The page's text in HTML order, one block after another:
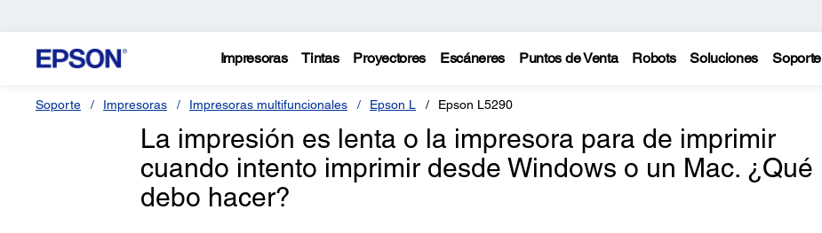
Impresoras Tintas Proyectores Escáneres Puntos de Venta Robots Soluciones Soporte
Soporte Impresoras Impresoras multifuncionales Epson L Epson L5290
La impresión es lenta o la impresora para de imprimir
cuando intento imprimir desde Windows o un Mac. ¿Qué
debo hacer?